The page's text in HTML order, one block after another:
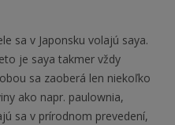
sa v Japonsku volajú saya.
je saya takmer vždy
sa zaoberá len niekoľko
ako napr. paulownia,
sa v prírodnom prevedení,